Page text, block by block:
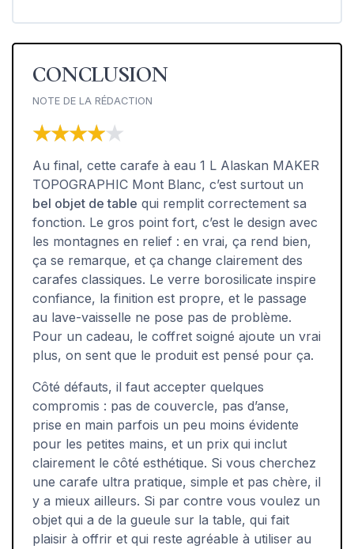
CONCLUSION
NOTE DE LA RÉDACTION
★★★★★
★★★★★
Au final, cette carafe à eau 1 L Alaskan MAKER
TOPOGRAPHIC Mont Blanc, c’est surtout un
bel objet de table qui remplit correctement sa
fonction. Le gros point fort, c’est le design avec
les montagnes en relief : en vrai, ça rend bien,
ça se remarque, et ça change clairement des
carafes classiques. Le verre borosilicate inspire
confiance, la finition est propre, et le passage
au lave-vaisselle ne pose pas de problème.
Pour un cadeau, le coffret soigné ajoute un vrai
plus, on sent que le produit est pensé pour ça.
Côté défauts, il faut accepter quelques
compromis : pas de couvercle, pas d’anse,
prise en main parfois un peu moins évidente
pour les petites mains, et un prix qui inclut
clairement le côté esthétique. Si vous cherchez
une carafe ultra pratique, simple et pas chère, il
y a mieux ailleurs. Si par contre vous voulez un
objet qui a de la gueule sur la table, qui fait
plaisir à offrir et qui reste agréable à utiliser au